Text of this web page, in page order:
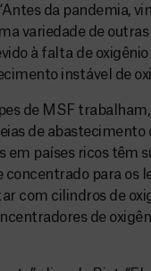
da pandemia,
variedade de
à falta de
instável de
de MSF
de abastecimento
em países ricos têm
para os
com cilindros de
de